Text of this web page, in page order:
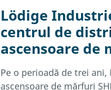
Lödige
centrul de
ascensoare de
Pe o perioadă de trei
ascensoare de mărfuri